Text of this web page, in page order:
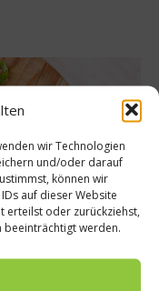
wir Technologien
und/oder darauf
können wir
auf dieser Website
erteilst oder zurückziehst,
beeinträchtigt werden.